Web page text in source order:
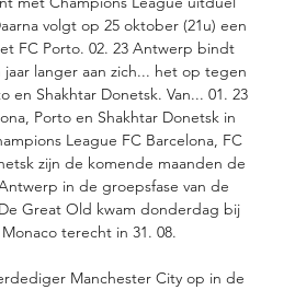
volgt op 25 oktober (21u) een
FC Porto. 02. 23 Antwerp bindt
jaar langer aan zich... het op tegen
en Shakhtar Donetsk. Van... 01. 23
Porto en Shakhtar Donetsk in
League FC Barcelona, FC
zijn de komende maanden de
in de groepsfase van de
Great Old kwam donderdag bij
terecht in 31. 08.
Manchester City op in de